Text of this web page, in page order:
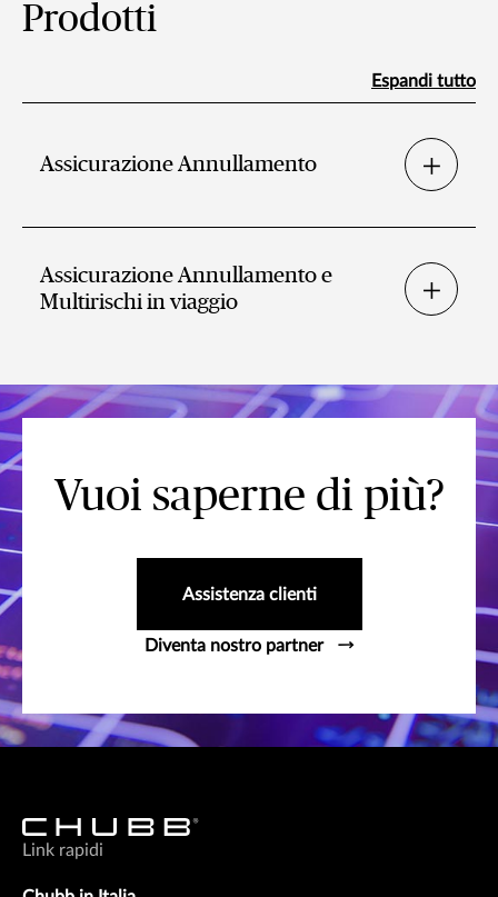
Prodotti
Espandi tutto
Assicurazione Annullamento
Assicurazione Annullamento e
Multirischi in viaggio
Vuoi saperne di più?
Assistenza clienti
Diventa nostro partner
Link rapidi